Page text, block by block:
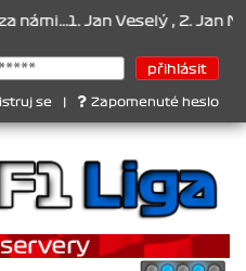
Veselý , 2. Jan Nováček ,
se Zapomenuté heslo